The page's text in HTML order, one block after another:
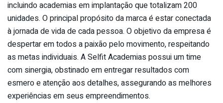
incluindo academias em implantação que totalizam 200
unidades. O principal propósito da marca é estar conectada
à jornada de vida de cada pessoa. O objetivo da empresa é
despertar em todos a paixão pelo movimento, respeitando
as metas individuais. A Selfit Academias possui um time
com sinergia, obstinado em entregar resultados com
esmero e atenção aos detalhes, assegurando as melhores
experiências em seus empreendimentos.